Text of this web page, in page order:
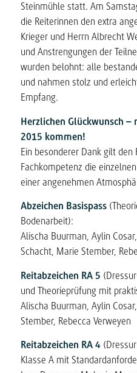
Steinmühle statt. Am
die Reiterinnen den extra
Krieger und Herrn Albrecht
und Anstrengungen der
wurden belohnt: alle
und nahmen stolz und
Empfang.
Herzlichen Glückwunsch –
2015 kommen!
Ein besonderer Dank gilt den
Fachkompetenz die
einer angenehmen
Abzeichen Basispass
Bodenarbeit):
Alischa Buurman, Aylin
Schacht, Marie Stember,
Reitabzeichen RA 5
und Theorieprüfung mit
Alischa Buurman, Aylin
Stember, Rebecca Verweyen
Reitabzeichen RA 4
Klasse A mit